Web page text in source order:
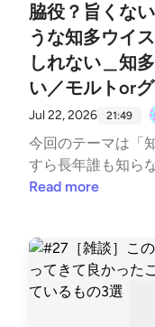
脇役？旨くな
うな知多ウイ
しれない＿知
い／モルトor
Jul 22, 2026 21:49
今回のテーマは「
すら長年誰も知ら
いた、極秘プロジ
ところから、この
たいと思います。
Read more